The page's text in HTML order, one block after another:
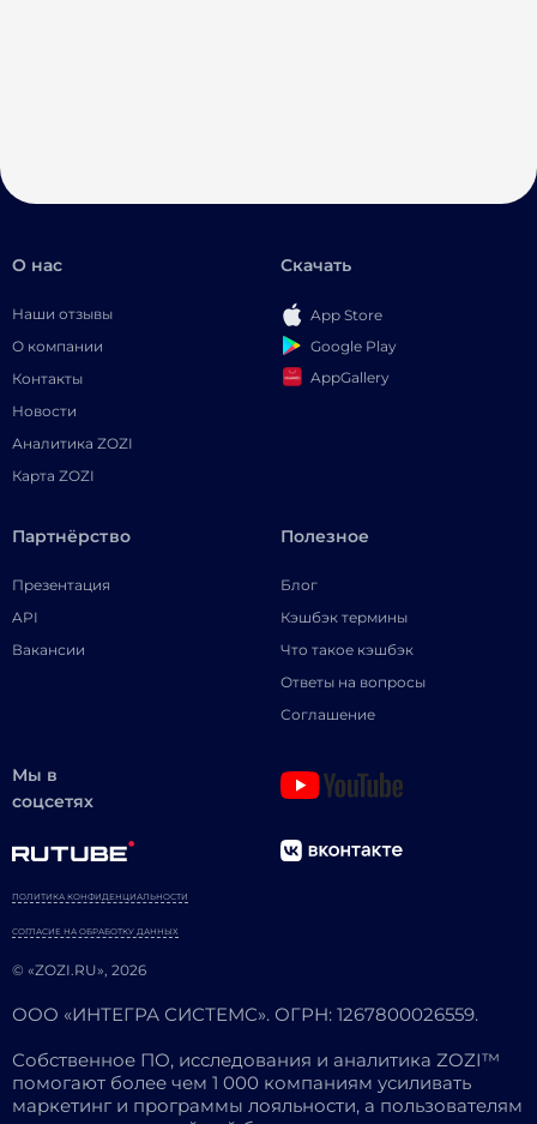
О нас
Наши отзывы
О компании
Контакты
Новости
Аналитика ZOZI
Карта ZOZI
Скачать
App Store
Google Play
AppGallery
Партнёрство
Презентация
API
Вакансии
Полезное
Блог
Кэшбэк термины
Что такое кэшбэк
Ответы на вопросы
Соглашение
Мы в
соцсетях
© «ZOZI.RU», 2026
ПОЛИТИКА КОНФИДЕНЦИАЛЬНОСТИ
СОГЛАСИЕ НА ОБРАБОТКУ ДАННЫХ
ООО «ИНТЕГРА СИСТЕМС». ОГРН: 1267800026559.
Собственное ПО, исследования и аналитика ZOZI™
помогают более чем 1 000 компаниям усиливать
маркетинг и программы лояльности, а пользователям